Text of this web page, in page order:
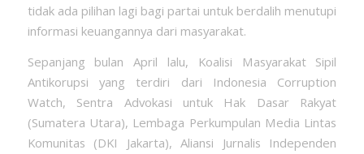
tidak ada pilihan lagi bagi partai untuk berdalih menutupi
informasi keuangannya dari masyarakat.
Sepanjang bulan April lalu, Koalisi Masyarakat Sipil
Antikorupsi yang terdiri dari Indonesia Corruption
Watch, Sentra Advokasi untuk Hak Dasar Rakyat
(Sumatera Utara), Lembaga Perkumpulan Media Lintas
Komunitas (DKI Jakarta), Aliansi Jurnalis Independen